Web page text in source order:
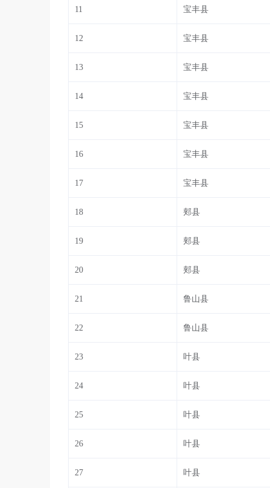
11 宝丰县
12 宝丰县
13 宝丰县
14 宝丰县
15 宝丰县
16 宝丰县
17 宝丰县
18 郏县
19 郏县
20 郏县
21 鲁山县
22 鲁山县
23 叶县
24 叶县
25 叶县
26 叶县
27 叶县